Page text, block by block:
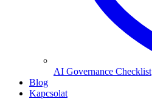
AI Governance Checklist
Blog
Kapcsolat